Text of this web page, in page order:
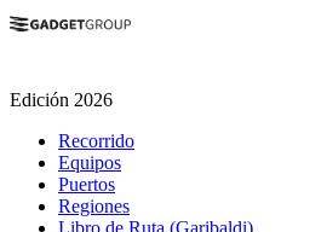
Edición 2026
Recorrido
Equipos
Puertos
Regiones
Libro de Ruta (Garibaldi)